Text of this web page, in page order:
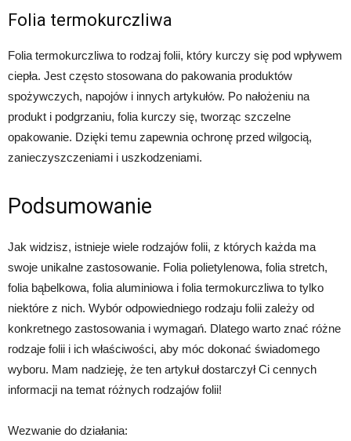
Folia termokurczliwa
Folia termokurczliwa to rodzaj folii, który kurczy się pod wpływem
ciepła. Jest często stosowana do pakowania produktów
spożywczych, napojów i innych artykułów. Po nałożeniu na
produkt i podgrzaniu, folia kurczy się, tworząc szczelne
opakowanie. Dzięki temu zapewnia ochronę przed wilgocią,
zanieczyszczeniami i uszkodzeniami.
Podsumowanie
Jak widzisz, istnieje wiele rodzajów folii, z których każda ma
swoje unikalne zastosowanie. Folia polietylenowa, folia stretch,
folia bąbelkowa, folia aluminiowa i folia termokurczliwa to tylko
niektóre z nich. Wybór odpowiedniego rodzaju folii zależy od
konkretnego zastosowania i wymagań. Dlatego warto znać różne
rodzaje folii i ich właściwości, aby móc dokonać świadomego
wyboru. Mam nadzieję, że ten artykuł dostarczył Ci cennych
informacji na temat różnych rodzajów folii!
Wezwanie do działania: